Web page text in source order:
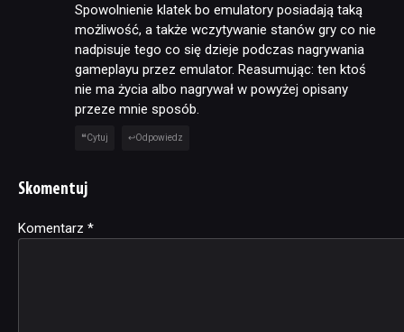
Spowolnienie klatek bo emulatory posiadają taką
możliwość, a także wczytywanie stanów gry co nie
nadpisuje tego co się dzieje podczas nagrywania
gameplayu przez emulator. Reasumując: ten ktoś
nie ma życia albo nagrywał w powyżej opisany
przeze mnie sposób.
Cytuj Odpowiedz
Skomentuj
Komentarz *
Alternative: